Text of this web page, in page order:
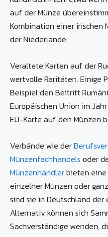
auf der Münze
Kombination einer irischen
der Niederlande.
Veraltete Karten auf der
wertvolle Raritäten. Einige
Beispiel den Beitritt
Europäischen Union im
EU-Karte auf den Münzen
Verbände wie der
Münzenfachhandels oder
Münzenhändlerbieten eine
einzelner Münzen oder
sind sie in Deutschland der
Alternativ können sich
Sachverständige wenden,